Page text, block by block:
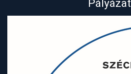
Pályázat